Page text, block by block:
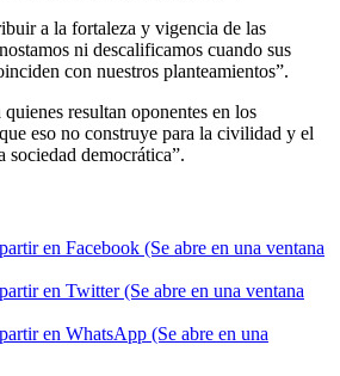
a la fortaleza y vigencia de las
ni descalificamos cuando sus
con nuestros planteamientos”.
resultan oponentes en los
eso no construye para la civilidad y el
sociedad democrática”.
en Facebook (Se abre en una ventana
en Twitter (Se abre en una ventana
en WhatsApp (Se abre en una